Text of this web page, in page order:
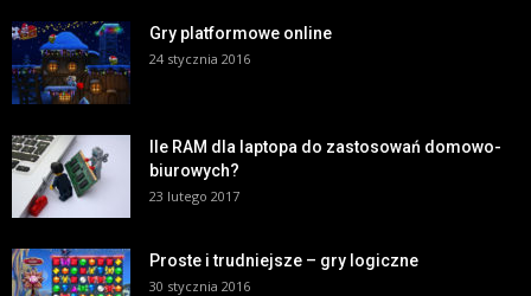
Gry platformowe online
24 stycznia 2016
Ile RAM dla laptopa do zastosowań domowo-
biurowych?
23 lutego 2017
Proste i trudniejsze – gry logiczne
30 stycznia 2016